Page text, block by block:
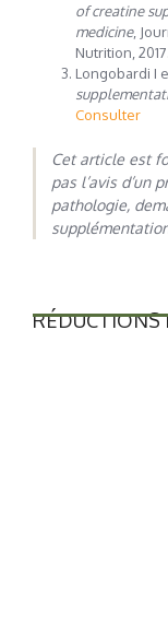
of creatine
medicine,
Nutrition,
Longobardi I
Consulter
Cet article est
pas l’avis d’un
pathologie,
RÉDUCTIONS